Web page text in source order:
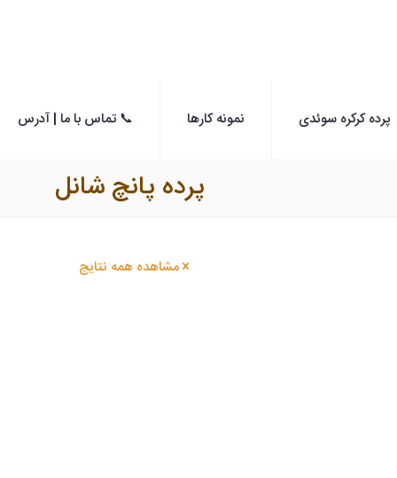
پرده کرکره سوئدی نمونه کارها 📞 تماس با ما | آدرس
پرده پانچ شانل
مشاهده همه نتایج